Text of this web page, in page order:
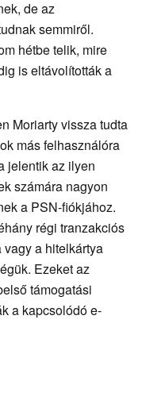
de az
semmiről.
hétbe telik, mire
is eltávolították a
Moriarty vissza tudta
más felhasználóra
jelentik az ilyen
számára nagyon
a PSN-fiókjához.
régi tranzakciós
a hitelkártya
Ezeket az
támogatási
a kapcsolódó e-